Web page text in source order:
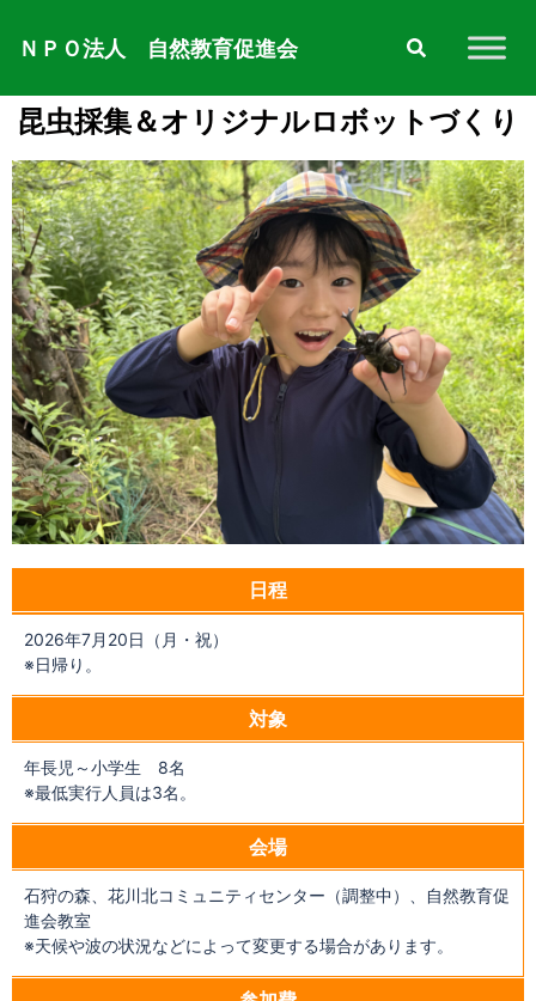
ＮＰＯ法人 自然教育促進会
昆虫採集＆オリジナルロボットづくり
日程
2026年7月20日（月・祝）
※日帰り。
対象
年長児～小学生 8名
※最低実行人員は3名。
会場
石狩の森、花川北コミュニティセンター（調整中）、自然教育促
進会教室
※天候や波の状況などによって変更する場合があります。